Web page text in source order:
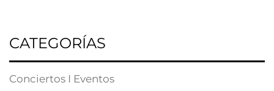
CATEGORÍAS
Conciertos I Eventos